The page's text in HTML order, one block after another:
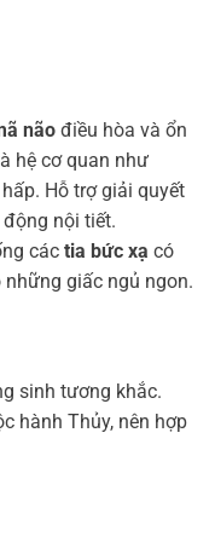
não điều hòa và ổn
hệ cơ quan như
Hỗ trợ giải quyết
nội tiết.
các tia bức xạ có
giấc ngủ ngon.
sinh tương khắc.
hành Thủy, nên hợp